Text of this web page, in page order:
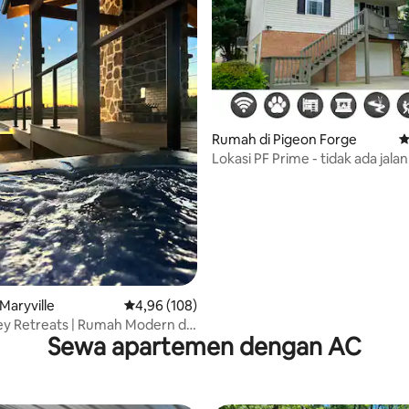
147 ulasan
Nilai rata-rata 4,96 dari 5, 108 ulasan
4,96 (108)
Retreats | Rumah Modern di
Rumah di Pigeon Forge
Lokasi PF Prime - tidak ada
Sewa apartemen dengan AC